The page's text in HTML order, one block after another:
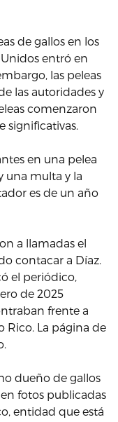
de gallos en los
entró en
las peleas
las autoridades y
comenzaron
significativas.
en una pelea
una multa y la
es de un año
a llamadas el
contacar a Díaz.
el periódico,
de 2025
frente a
Rico. La página de
dueño de gallos
en fotos publicadas
entidad que está